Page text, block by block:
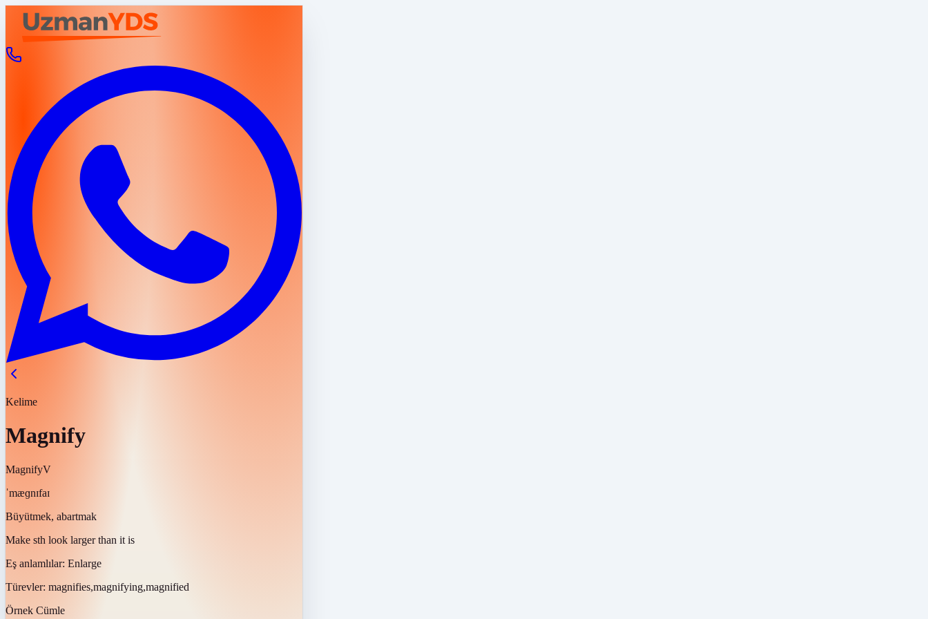
Kelime
Magnify
MagnifyV
ˈmæɡnɪfaɪ
Büyütmek, abartmak
Make sth look larger than it is
Eş anlamlılar: Enlarge
Türevler: magnifies,magnifying,magnified
Örnek Cümle